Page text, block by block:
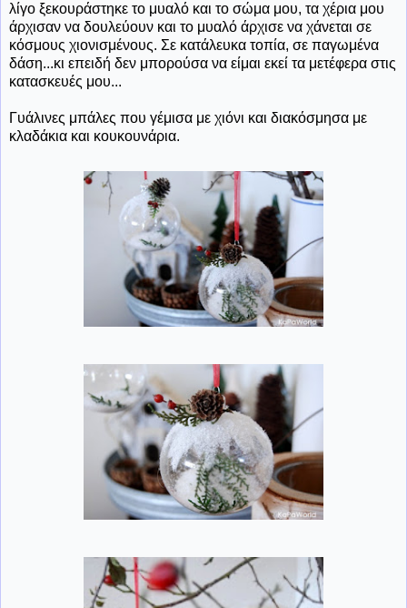
λίγο ξεκουράστηκε το μυαλό και το σώμα μου, τα χέρια μου
άρχισαν να δουλεύουν και το μυαλό άρχισε να χάνεται σε
κόσμους χιονισμένους. Σε κατάλευκα τοπία, σε παγωμένα
δάση...κι επειδή δεν μπορούσα να είμαι εκεί τα μετέφερα στις
κατασκευές μου...
Γυάλινες μπάλες που γέμισα με χιόνι και διακόσμησα με
κλαδάκια και κουκουνάρια.